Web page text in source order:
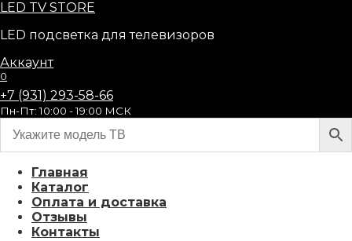
Перейти
содержанию
LED TV STORE
LED подсветка для телевизоров
Аккаунт
0
+7 (931) 293-58-66
Пн-Пт: 10:00 - 19:00 МСК
Главная
Каталог
Оплата и доставка
Отзывы
Контакты